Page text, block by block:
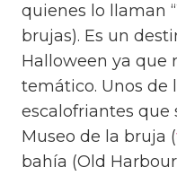
quienes lo llaman
brujas). Es un
Halloween ya que
temático. Unos de
escalofriantes que
Museo de la bruja (
bahía (Old